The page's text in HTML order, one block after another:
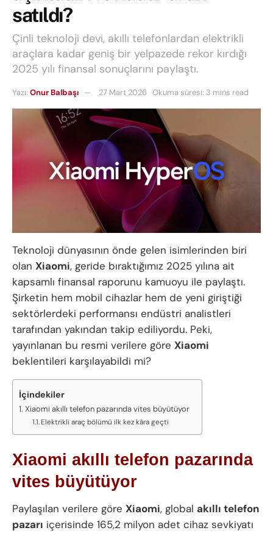
satıldı?
Çinli teknoloji devi, akıllı telefonlardan elektrikli
araçlara kadar geniş bir yelpazede rekor kırdığı
2025 yılı finansal sonuçlarını paylaştı.
Yazı: Onur Balbaşı 27 Mart 2026 Okuma süresi: 3 mins read
Teknoloji dünyasının önde gelen isimlerinden biri
olan Xiaomi, geride bıraktığımız 2025 yılına ait
kapsamlı finansal raporunu kamuoyu ile paylaştı.
Şirketin hem mobil cihazlar hem de yeni giriştiği
sektörlerdeki performansı endüstri analistleri
tarafından yakından takip ediliyordu. Peki,
yayınlanan bu resmi verilere göre Xiaomi
beklentileri karşılayabildi mi?
İçindekiler
Xiaomi akıllı telefon pazarında vites büyütüyor
Elektrikli araç bölümü ilk kez kâra geçti
Xiaomi akıllı telefon pazarında
vites büyütüyor
Paylaşılan verilere göre Xiaomi, global akıllı telefon
pazarı içerisinde 165,2 milyon adet cihaz sevkiyatı